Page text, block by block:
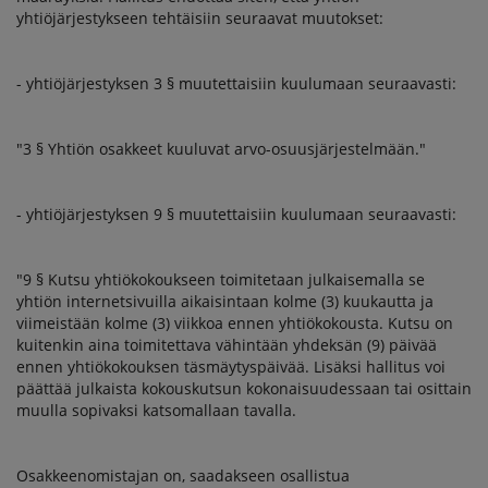
yhtiöjärjestykseen tehtäisiin seuraavat muutokset:
- yhtiöjärjestyksen 3 § muutettaisiin kuulumaan seuraavasti:
"3 § Yhtiön osakkeet kuuluvat arvo-osuusjärjestelmään."
- yhtiöjärjestyksen 9 § muutettaisiin kuulumaan seuraavasti:
"9 § Kutsu yhtiökokoukseen toimitetaan julkaisemalla se
yhtiön internetsivuilla aikaisintaan kolme (3) kuukautta ja
viimeistään kolme (3) viikkoa ennen yhtiökokousta. Kutsu on
kuitenkin aina toimitettava vähintään yhdeksän (9) päivää
ennen yhtiökokouksen täsmäytyspäivää. Lisäksi hallitus voi
päättää julkaista kokouskutsun kokonaisuudessaan tai osittain
muulla sopivaksi katsomallaan tavalla.
Osakkeenomistajan on, saadakseen osallistua